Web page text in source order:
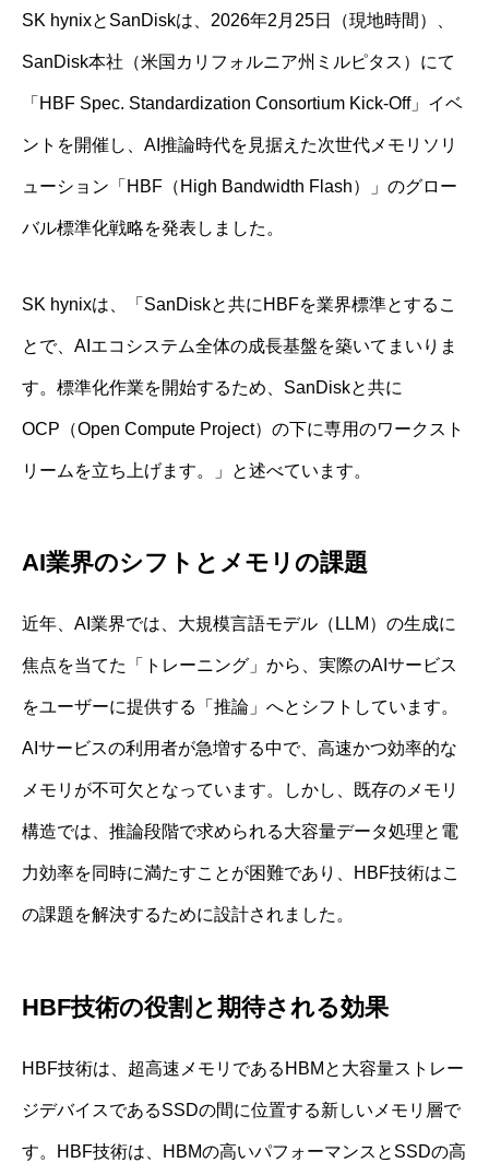
SK hynixとSanDiskは、2026年2月25日（現地時間）、
SanDisk本社（米国カリフォルニア州ミルピタス）にて
「HBF Spec. Standardization Consortium Kick-Off」イベ
ントを開催し、AI推論時代を見据えた次世代メモリソリ
ューション「HBF（High Bandwidth Flash）」のグロー
バル標準化戦略を発表しました。
SK hynixは、「SanDiskと共にHBFを業界標準とするこ
とで、AIエコシステム全体の成長基盤を築いてまいりま
す。標準化作業を開始するため、SanDiskと共に
OCP（Open Compute Project）の下に専用のワークスト
リームを立ち上げます。」と述べています。
AI業界のシフトとメモリの課題
近年、AI業界では、大規模言語モデル（LLM）の生成に
焦点を当てた「トレーニング」から、実際のAIサービス
をユーザーに提供する「推論」へとシフトしています。
AIサービスの利用者が急増する中で、高速かつ効率的な
メモリが不可欠となっています。しかし、既存のメモリ
構造では、推論段階で求められる大容量データ処理と電
力効率を同時に満たすことが困難であり、HBF技術はこ
の課題を解決するために設計されました。
HBF技術の役割と期待される効果
HBF技術は、超高速メモリであるHBMと大容量ストレー
ジデバイスであるSSDの間に位置する新しいメモリ層で
す。HBF技術は、HBMの高いパフォーマンスとSSDの高